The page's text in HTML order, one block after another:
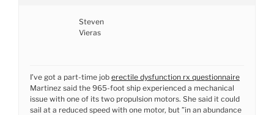
Steven
Vieras
I’ve got a part-time job erectile dysfunction rx questionnaire
Martinez said the 965-foot ship experienced a mechanical
issue with one of its two propulsion motors. She said it could
sail at a reduced speed with one motor, but ”in an abundance